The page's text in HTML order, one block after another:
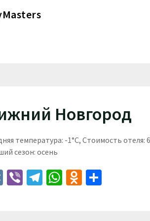
Новгород
температура: -1°C, Стоимость
сезон: осень
VK ViberTelegram
WhatsApp